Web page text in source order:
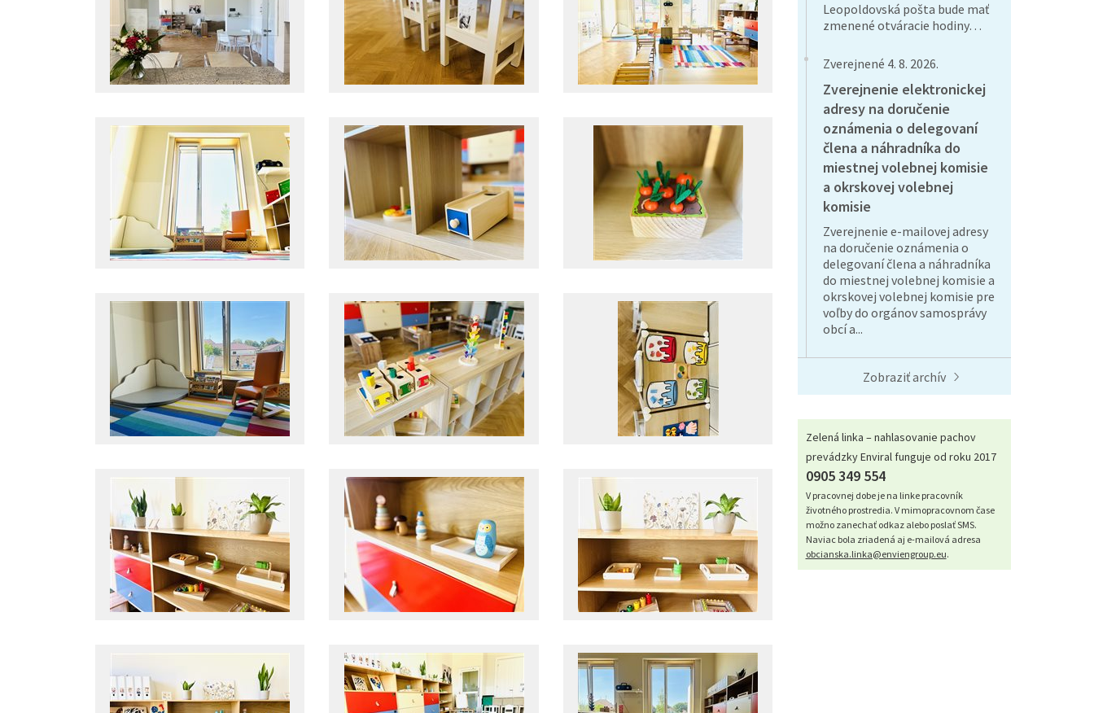
Leopoldovská pošta bude mať
zmenené otváracie hodiny…
Zverejnené 4. 8. 2026.
Zverejnenie elektronickej
adresy na doručenie
oznámenia o delegovaní
člena a náhradníka do
miestnej volebnej komisie
a okrskovej volebnej
komisie
Zverejnenie e-mailovej adresy
na doručenie oznámenia o
delegovaní člena a náhradníka
do miestnej volebnej komisie a
okrskovej volebnej komisie pre
voľby do orgánov samosprávy
obcí a...
Zobraziť archív
Zelená linka – nahlasovanie pachov
prevádzky Enviral funguje od roku 2017
0905 349 554
V pracovnej dobe je na linke pracovník
životného prostredia. V mimopracovnom čase
možno zanechať odkaz alebo poslať SMS.
Naviac bola zriadená aj e-mailová adresa
obcianska.linka@enviengroup.eu.